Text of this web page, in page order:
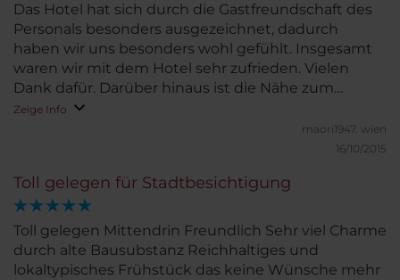
Toll gelegen für Stadtbesichtigung
Toll gelegen Mittendrin Freundlich Sehr viel Charme
durch alte Bausubstanz Reichhaltiges und
lokaltypisches Frühstück das keine Wünsche mehr
Das Hotel hat sich durch die Gastfreundschaft des
Personals besonders ausgezeichnet, dadurch
haben wir uns besonders wohl gefühlt. Insgesamt
waren wir mit dem Hotel sehr zufrieden. Vielen
Dank dafür. Darüber hinaus ist die Nähe zum
Stadtzentrum und somit zu den
Sehenswürdigkeiten sehr angenehm und schnell
erreichbar. Burgos ist in jeden Fall eine Reise und
Zeige Info
maori1947. wien
16/10/2015